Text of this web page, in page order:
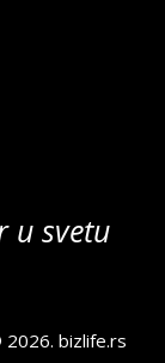
u svetu
2026.bizlife.rs